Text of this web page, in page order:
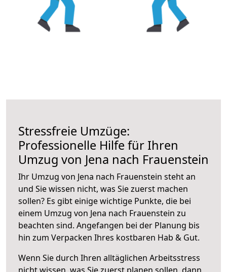
Stressfreie Umzüge:
Professionelle Hilfe für Ihren
Umzug von Jena nach Frauenstein
Ihr Umzug von Jena nach Frauenstein steht an
und Sie wissen nicht, was Sie zuerst machen
sollen? Es gibt einige wichtige Punkte, die bei
einem Umzug von Jena nach Frauenstein zu
beachten sind. Angefangen bei der Planung bis
hin zum Verpacken Ihres kostbaren Hab & Gut.
Wenn Sie durch Ihren alltäglichen Arbeitsstress